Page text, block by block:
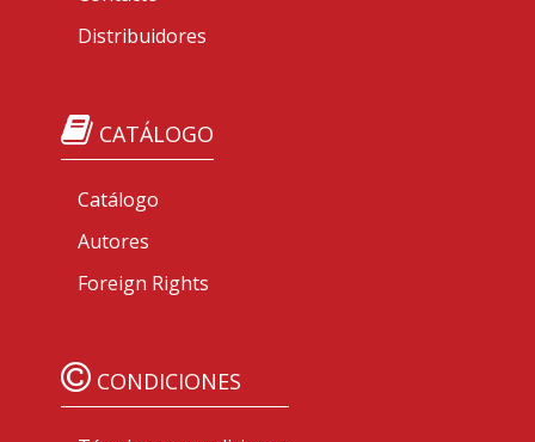
Distribuidores
CATÁLOGO
Catálogo
Autores
Foreign Rights
CONDICIONES